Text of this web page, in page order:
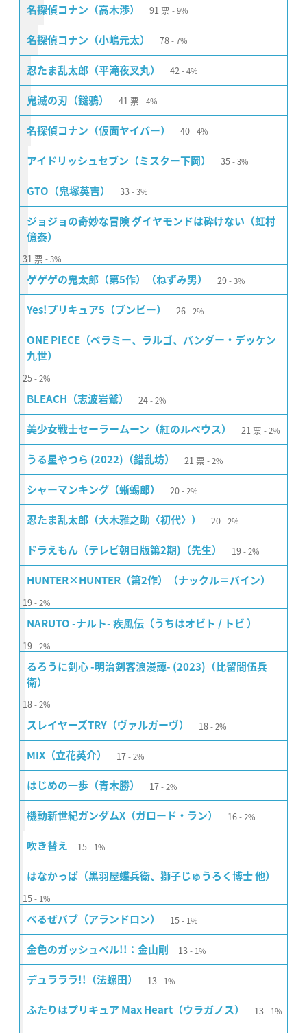
名探偵コナン（高木渉） 91 票 9%
名探偵コナン（小嶋元太） 78 7%
忍たま乱太郎（平滝夜叉丸） 42 4%
鬼滅の刃（鎹鴉） 41 票 4%
名探偵コナン（仮面ヤイバー） 40 4%
アイドリッシュセブン（ミスター下岡） 35 3%
GTO（鬼塚英吉） 33 3%
ジョジョの奇妙な冒険 ダイヤモンドは砕けない（虹村
億泰）
31 票 3%
ゲゲゲの鬼太郎（第5作）（ねずみ男） 29 3%
Yes!プリキュア5（ブンビー） 26 2%
ONE PIECE（ベラミー、ラルゴ、バンダー・デッケン
九世）
25 2%
BLEACH（志波岩鷲） 24 2%
美少女戦士セーラームーン（紅のルベウス） 21 票 2%
うる星やつら (2022)（錯乱坊） 21 票 2%
シャーマンキング（蜥蜴郎） 20 2%
忍たま乱太郎（大木雅之助〈初代〉） 20 2%
ドラえもん（テレビ朝日版第2期)（先生） 19 2%
HUNTER×HUNTER（第2作）（ナックル＝バイン）
19 2%
NARUTO -ナルト- 疾風伝（うちはオビト / トビ ）
19 2%
るろうに剣心 -明治剣客浪漫譚- (2023)（比留間伍兵
衛）
18 2%
スレイヤーズTRY（ヴァルガーヴ） 18 2%
MIX（立花英介） 17 2%
はじめの一歩（青木勝） 17 2%
機動新世紀ガンダムX（ガロード・ラン） 16 2%
吹き替え 15 1%
はなかっぱ（黒羽屋蝶兵衛、獅子じゅうろく博士 他）
15 1%
べるぜバブ（アランドロン） 15 1%
金色のガッシュベル!!：金山剛 13 1%
デュラララ!!（法螺田） 13 1%
ふたりはプリキュア Max Heart（ウラガノス） 13 1%